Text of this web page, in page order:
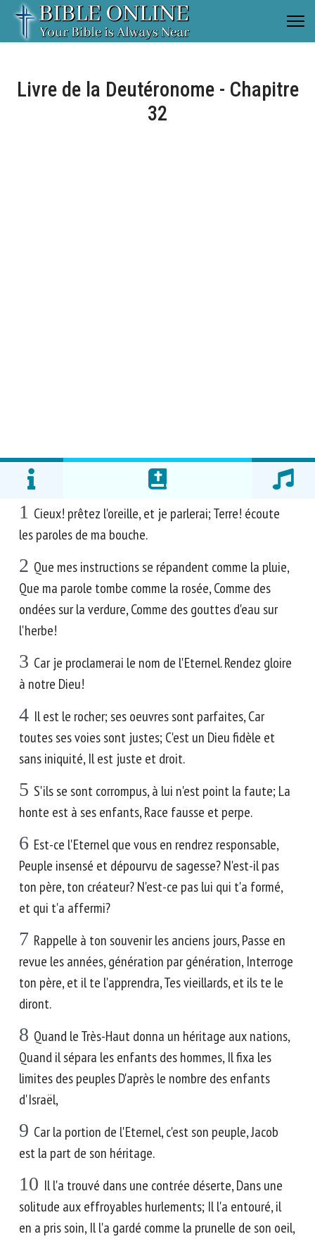
Livre de la Deutéronome - Chapitre
32
1 Cieux! prêtez l'oreille, et je parlerai; Terre! écoute
les paroles de ma bouche.
2 Que mes instructions se répandent comme la pluie,
Que ma parole tombe comme la rosée, Comme des
ondées sur la verdure, Comme des gouttes d'eau sur
l'herbe!
3 Car je proclamerai le nom de l'Eternel. Rendez gloire
à notre Dieu!
4 Il est le rocher; ses oeuvres sont parfaites, Car
toutes ses voies sont justes; C'est un Dieu fidèle et
sans iniquité, Il est juste et droit.
5 S'ils se sont corrompus, à lui n'est point la faute; La
honte est à ses enfants, Race fausse et perpe.
6 Est-ce l'Eternel que vous en rendrez responsable,
Peuple insensé et dépourvu de sagesse? N'est-il pas
ton père, ton créateur? N'est-ce pas lui qui t'a formé,
et qui t'a affermi?
7 Rappelle à ton souvenir les anciens jours, Passe en
revue les années, génération par génération, Interroge
ton père, et il te l'apprendra, Tes vieillards, et ils te le
diront.
8 Quand le Très-Haut donna un héritage aux nations,
Quand il sépara les enfants des hommes, Il fixa les
limites des peuples D'après le nombre des enfants
d'Israël,
9 Car la portion de l'Eternel, c'est son peuple, Jacob
est la part de son héritage.
10 Il l'a trouvé dans une contrée déserte, Dans une
solitude aux effroyables hurlements; Il l'a entouré, il
en a pris soin, Il l'a gardé comme la prunelle de son oeil,